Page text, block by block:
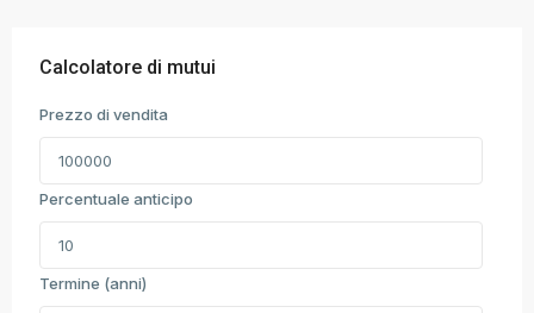
Calcolatore di mutui
Prezzo di vendita
Percentuale anticipo
Termine (anni)